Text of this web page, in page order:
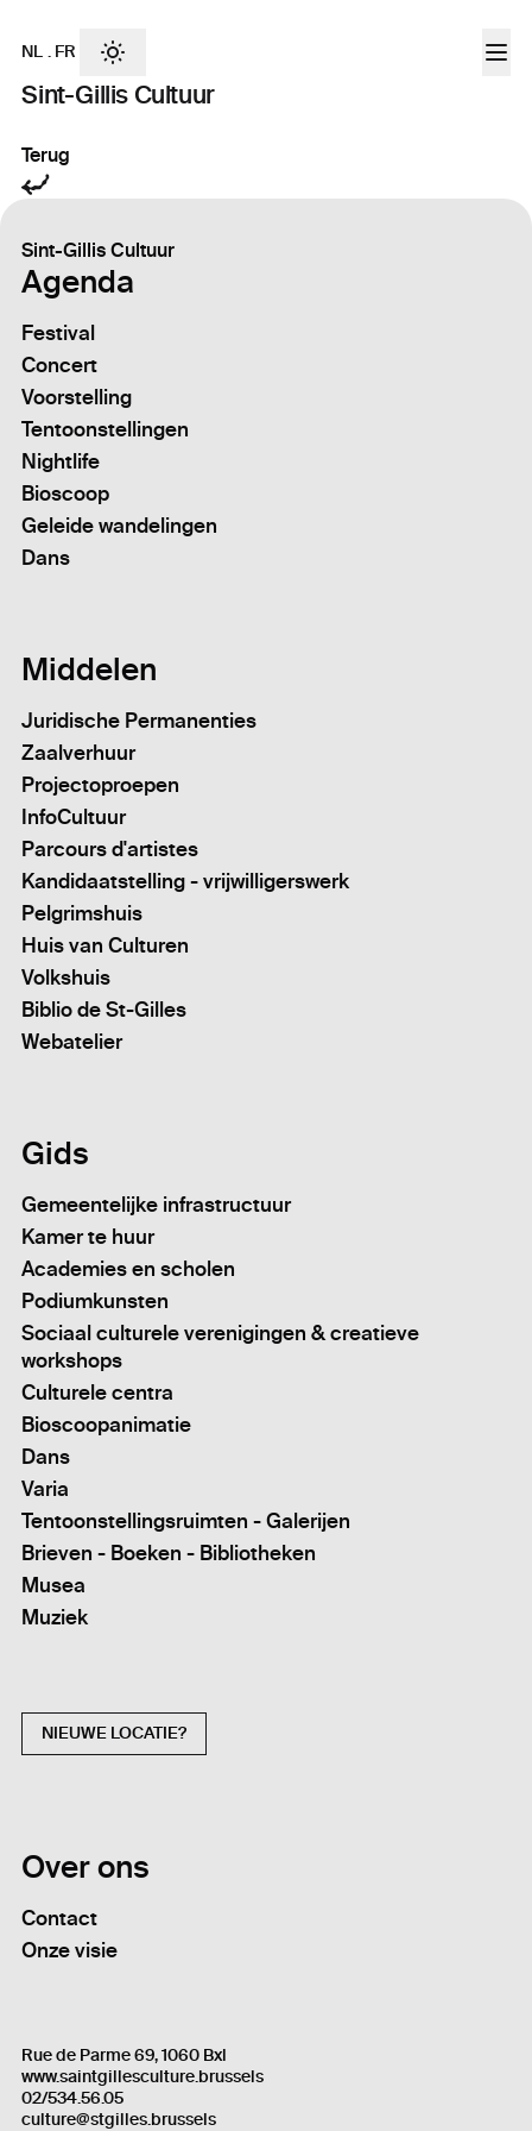
Sint-Gillis Cultuur
NL . FR
Terug
Sint-Gillis Cultuur
Agenda
Festival
Concert
Voorstelling
Tentoonstellingen
Nightlife
Bioscoop
Geleide wandelingen
Dans
Middelen
Juridische Permanenties
Zaalverhuur
Projectoproepen
InfoCultuur
Parcours d'artistes
Kandidaatstelling - vrijwilligerswerk
Pelgrimshuis
Huis van Culturen
Volkshuis
Biblio de St-Gilles
Webatelier
Gids
Gemeentelijke infrastructuur
Kamer te huur
Academies en scholen
Podiumkunsten
Sociaal culturele verenigingen & creatieve
workshops
Culturele centra
Bioscoopanimatie
Dans
Varia
Tentoonstellingsruimten - Galerijen
Brieven - Boeken - Bibliotheken
Musea
Muziek
NIEUWE LOCATIE?
Over ons
Contact
Onze visie
Rue de Parme 69, 1060 Bxl
www.saintgillesculture.brussels
02/534.56.05
culture@stgilles.brussels